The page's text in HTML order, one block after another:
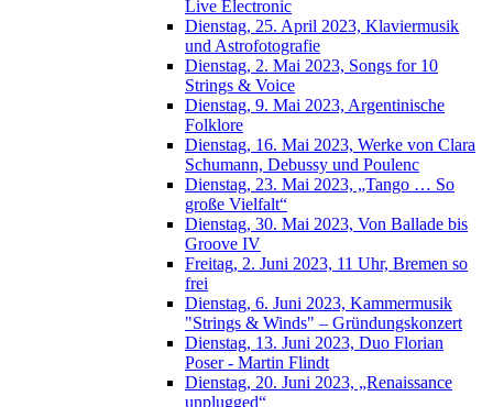
Live Electronic
Dienstag, 25. April 2023, Klaviermusik
und Astrofotografie
Dienstag, 2. Mai 2023, Songs for 10
Strings & Voice
Dienstag, 9. Mai 2023, Argentinische
Folklore
Dienstag, 16. Mai 2023, Werke von Clara
Schumann, Debussy und Poulenc
Dienstag, 23. Mai 2023, „Tango … So
große Vielfalt“
Dienstag, 30. Mai 2023, Von Ballade bis
Groove IV
Freitag, 2. Juni 2023, 11 Uhr, Bremen so
frei
Dienstag, 6. Juni 2023, Kammermusik
"Strings & Winds" – Gründungskonzert
Dienstag, 13. Juni 2023, Duo Florian
Poser - Martin Flindt
Dienstag, 20. Juni 2023, „Renaissance
unplugged“